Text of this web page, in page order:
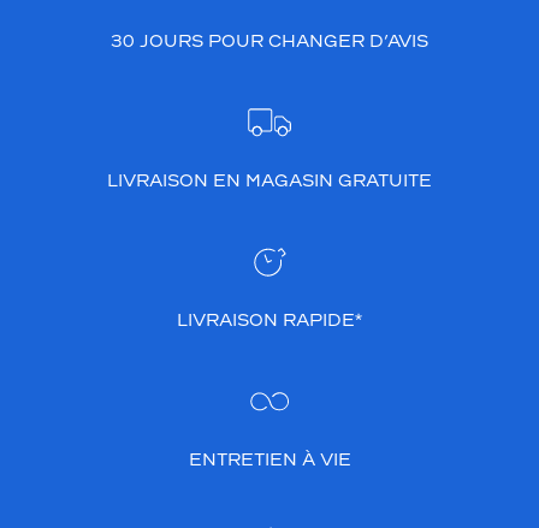
30 JOURS POUR CHANGER D’AVIS
LIVRAISON EN MAGASIN GRATUITE
LIVRAISON RAPIDE*
ENTRETIEN À VIE